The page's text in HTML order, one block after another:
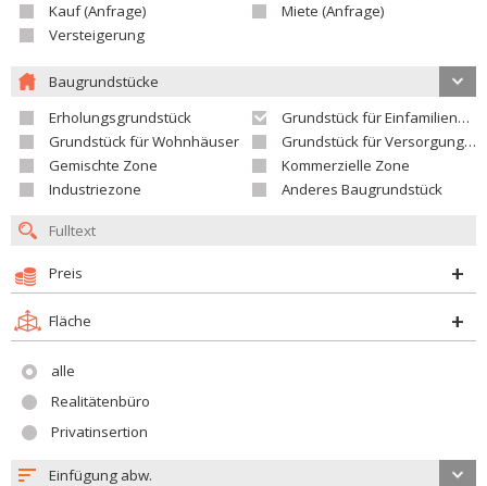
Kauf (Anfrage)
Miete (Anfrage)
Versteigerung
Baugrundstücke
Erholungsgrundstück
Grundstück für Einfamilienhäuser
Grundstück für Wohnhäuser
Grundstück für Versorgungseinrichtungen
Gemischte Zone
Kommerzielle Zone
Industriezone
Anderes Baugrundstück
Preis
Fläche
alle
Realitätenbüro
Privatinsertion
Einfügung abw.